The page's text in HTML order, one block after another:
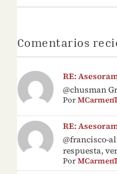
Comentarios
RE:
@chusman
Por
RE:
@francisco-
respuesta,
Por